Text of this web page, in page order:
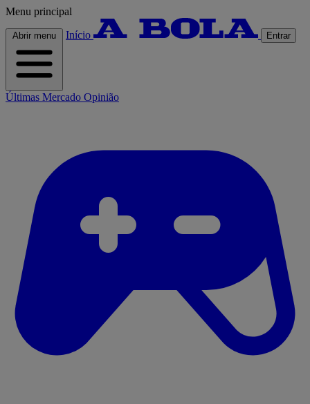
Menu principal
Abrir menu Início Entrar
Últimas Mercado Opinião